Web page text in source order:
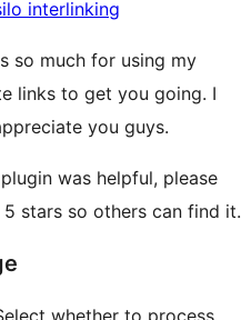
interlinking
so much for using my
links to get you going. I
you guys.
was helpful, please
stars so others can find it.